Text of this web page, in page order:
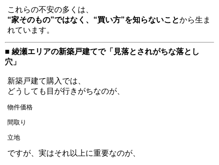
これらの不安の多くは、
“家そのもの”ではなく、“買い方”を知らないことから生ま
れています。
■ 綾瀬エリアの新築戸建てで「見落とされがちな落とし
穴」
新築戸建て購入では、
どうしても目が行きがちなのが、
物件価格
間取り
立地
ですが、実はそれ以上に重要なのが、